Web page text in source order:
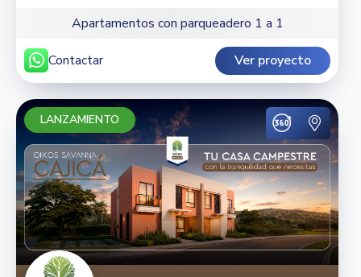
Apartamentos con parqueadero 1 a 1
Contactar Ver proyecto
LANZAMIENTO